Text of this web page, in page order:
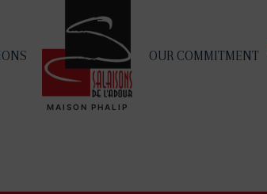
MAISON PHALIP
OUR COMMITMENT